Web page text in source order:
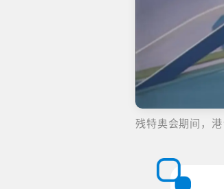
残特奥会期间，